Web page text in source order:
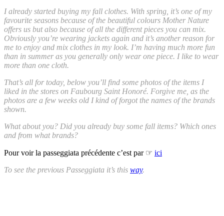
I already started buying my fall clothes. With spring, it’s one of my
favourite seasons because of the beautiful colours Mother Nature
offers us but also because of all the different pieces you can mix.
Obviously you’re wearing jackets again and it’s another reason for
me to enjoy and mix clothes in my look. I’m having much more fun
than in summer as you generally only wear one piece. I like to wear
more than one cloth.
That’s all for today, below you’ll find some photos of the items I
liked in the stores on Faubourg Saint Honoré. Forgive me, as the
photos are a few weeks old I kind of forgot the names of the brands
shown.
What about you? Did you already buy some fall items? Which ones
and from what brands?
Pour voir la passeggiata précédente c’est par ☞ ici
To see the previous Passeggiata it’s this way.